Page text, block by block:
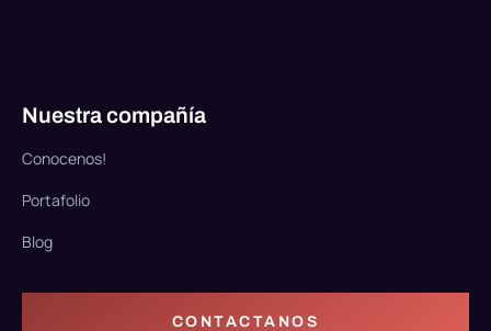
Nuestra compañía
Conocenos!
Portafolio
Blog
CONTACTANOS